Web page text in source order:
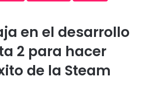
en el desarrollo
2 para hacer
de la Steam